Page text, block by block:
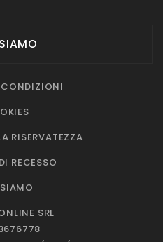
RISERVATEZZA
RECESSO
SRL